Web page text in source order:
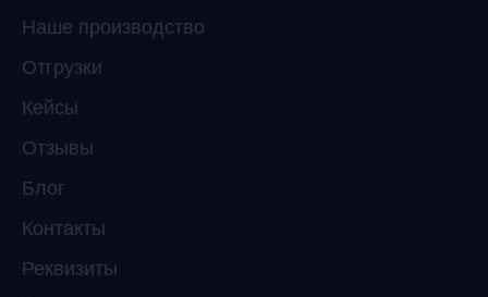
Наше производство
Отгрузки
Кейсы
Отзывы
Блог
Контакты
Реквизиты
Мессенджеры
Свяжитесь с нами через любой удобный
Telegram